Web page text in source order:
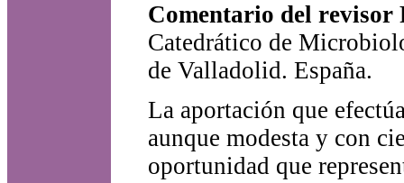
Comentario del revisor
Catedrático de
de Valladolid. España.
La aportación que
aunque modesta y con
oportunidad que